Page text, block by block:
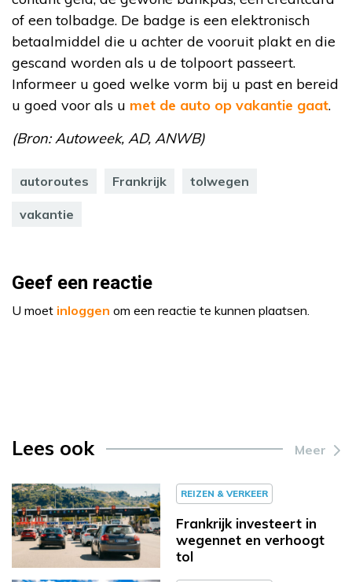
of een tolbadge. De badge is een elektronisch
betaalmiddel die u achter de vooruit plakt en die
gescand worden als u de tolpoort passeert.
Informeer u goed welke vorm bij u past en bereid
u goed voor als u met de auto op vakantie gaat.
(Bron: Autoweek, AD, ANWB)
autoroutes Frankrijk tolwegen
vakantie
Geef een reactie
U moet inloggen om een reactie te kunnen plaatsen.
Lees ook Meer
REIZEN & VERKEER
Frankrijk investeert in
wegennet en verhoogt
tol